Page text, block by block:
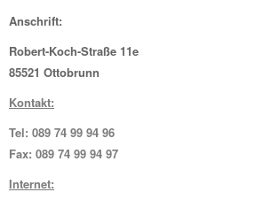
Anschrift:
Robert-Koch-Straße 11e
85521 Ottobrunn
Kontakt:
Tel: 089 74 99 94 96
Fax: 089 74 99 94 97
Internet: